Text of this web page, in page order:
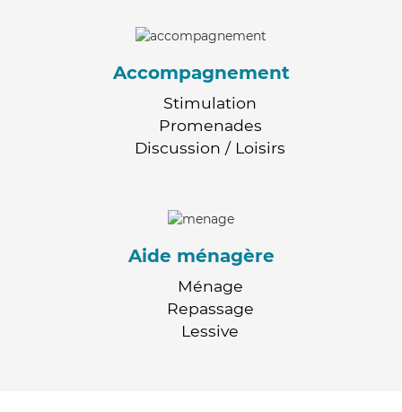
Accompagnement
Stimulation
Promenades
Discussion / Loisirs
Aide ménagère
Ménage
Repassage
Lessive